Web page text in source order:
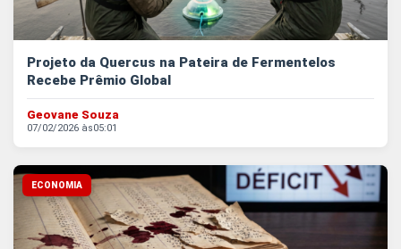
Projeto da Quercus na Pateira de Fermentelos
Recebe Prêmio Global
Geovane Souza
07/02/2026 às05:01
ECONOMIA